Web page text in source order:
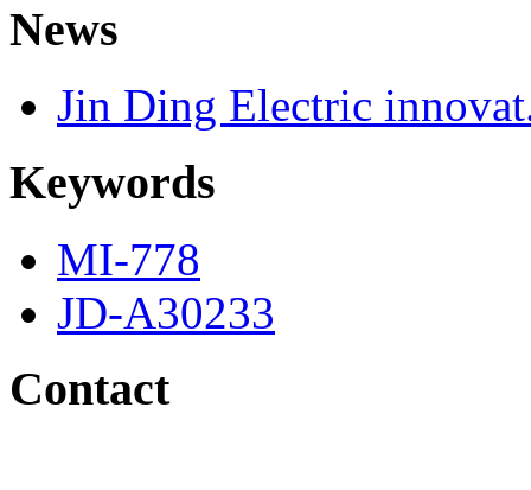
News
Jin Ding Electric
Keywords
MI-778
JD-A30233
Contact